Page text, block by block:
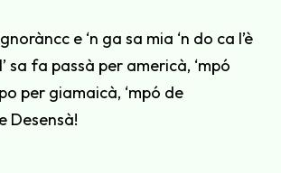
e ‘n ga sa mia ‘n do ca l’è
sa fa passà per americà, ‘mpó
per giamaicà, ‘mpó de
Desensà!